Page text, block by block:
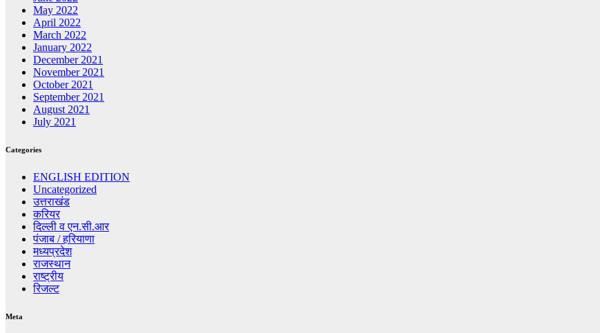
May 2022
April 2022
March 2022
January 2022
December 2021
November 2021
October 2021
September 2021
August 2021
July 2021
Categories
ENGLISH EDITION
Uncategorized
उत्तराखंड
करियर
दिल्ली व एन.सी.आर
पंजाब / हरियाणा
मध्यप्रदेश
राजस्थान
राष्ट्रीय
रिजल्ट
Meta